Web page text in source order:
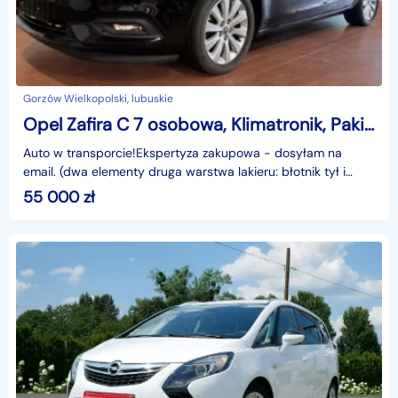
Gorzów Wielkopolski, lubuskie
Opel Zafira C 7 osobowa, Klimatronik, Pakiet Zima!
Auto w transporcie!Ekspertyza zakupowa - dosyłam na
email. (dwa elementy druga warstwa lakieru: błotnik tył i
drzwi tył)Jestem partnerem akcji AUTOTESTO #zosta
55 000zł